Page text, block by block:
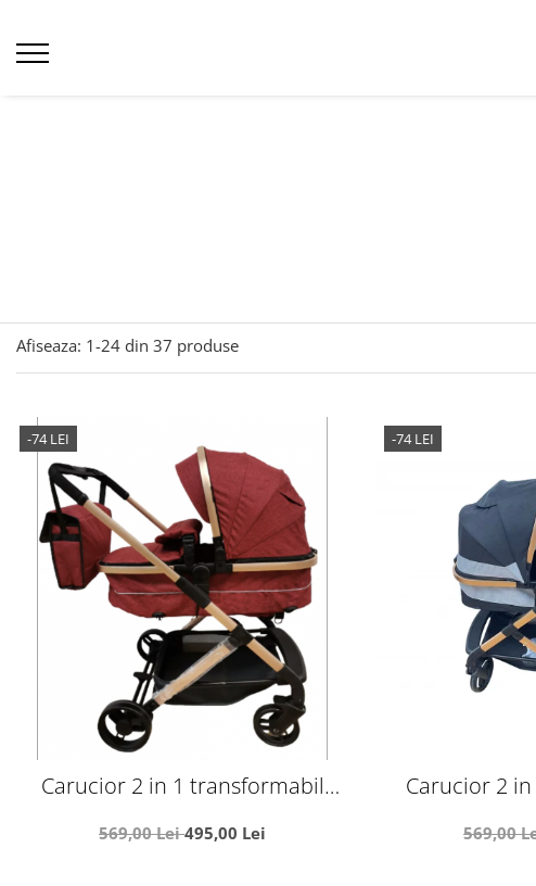
Afiseaza: 1-24 din 37 produse
-74 LEI
Carucior 2 in 1 transformabil
569,00 Lei495,00 Lei
-74 LEI
Carucior 2
569,00